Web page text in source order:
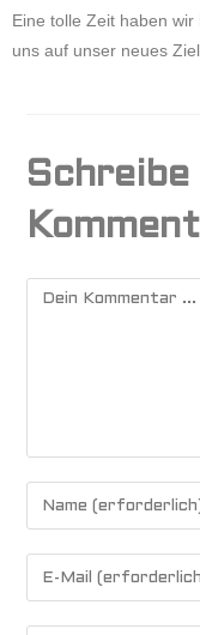
Eine tolle Zeit haben
uns auf unser neues
Schreibe